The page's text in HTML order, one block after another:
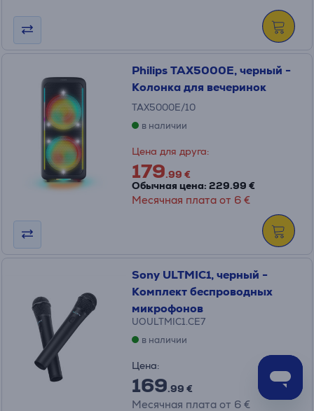
Philips TAX5000E, черный -
Колонка для вечеринок
TAX5000E/10
в наличии
Цена для друга:
179.99 €
Обычная цена: 229.99 €
Месячная плата от 6 €
Sony ULTMIC1, черный -
Комплект беспроводных
микрофонов
UOULTMIC1.CE7
в наличии
Цена:
169.99 €
Месячная плата от 6 €